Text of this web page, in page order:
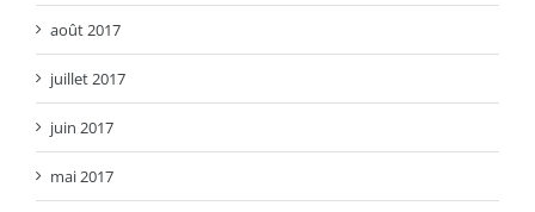
août 2017
juillet 2017
juin 2017
mai 2017